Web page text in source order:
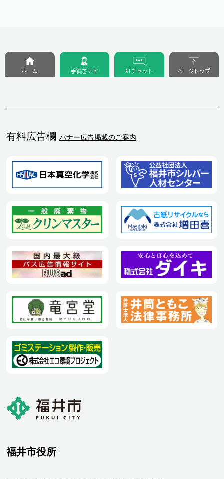
有料広告欄 バナー広告掲載のご案内
ホーム 手続きナビ AIチャット ページトップ
福井市役所